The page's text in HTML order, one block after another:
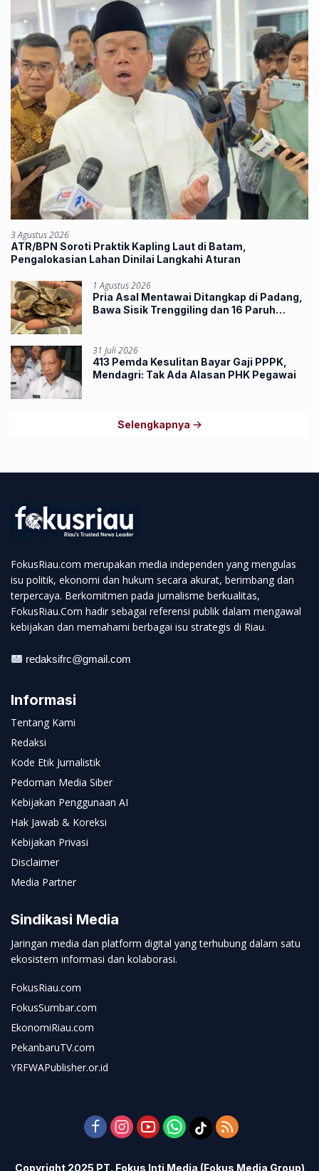
3 Agustus 2026
ATR/BPN Soroti Praktik Kapling Laut di Batam,
Pengalokasian Lahan Dinilai Langkahi Aturan
1 Agustus 2026
Pria Asal Mentawai Ditangkap di Padang,
Bawa Sisik Trenggiling dan 16 Paruh
31 Juli 2026
413 Pemda Kesulitan Bayar Gaji PPPK,
Mendagri: Tak Ada Alasan PHK Pegawai
Selengkapnya
FokusRiau.com merupakan media independen yang mengulas
isu politik, ekonomi dan hukum secara akurat, berimbang dan
terpercaya. Berkomitmen pada jurnalisme berkualitas,
FokusRiau.Com hadir sebagai referensi publik dalam mengawal
kebijakan dan memahami berbagai isu strategis di Riau.
redaksifrc@gmail.com
Informasi
Tentang Kami
Redaksi
Kode Etik Jurnalistik
Pedoman Media Siber
Kebijakan Penggunaan AI
Hak Jawab & Koreksi
Kebijakan Privasi
Disclaimer
Media Partner
Sindikasi Media
Jaringan media dan platform digital yang terhubung dalam satu
ekosistem informasi dan kolaborasi.
FokusRiau.com
FokusSumbar.com
EkonomiRiau.com
PekanbaruTV.com
YRFWAPublisher.or.id
Copyright 2025 PT. Fokus Inti Media (Fokus Media Group)